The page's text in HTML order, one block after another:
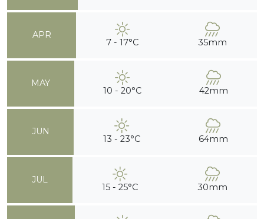
APR
7 - 17°C 35mm
MAY
10 - 20°C 42mm
JUN
13 - 23°C 64mm
JUL
15 - 25°C 30mm